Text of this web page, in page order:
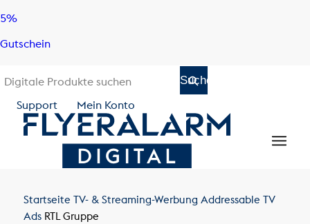
Skip
content
Skip
navigation
5%
Gutschein
Support Mein Konto
Startseite TV- & Streaming-Werbung Addressable TV
Ads RTL Gruppe